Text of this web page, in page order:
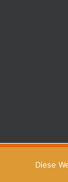
Diese